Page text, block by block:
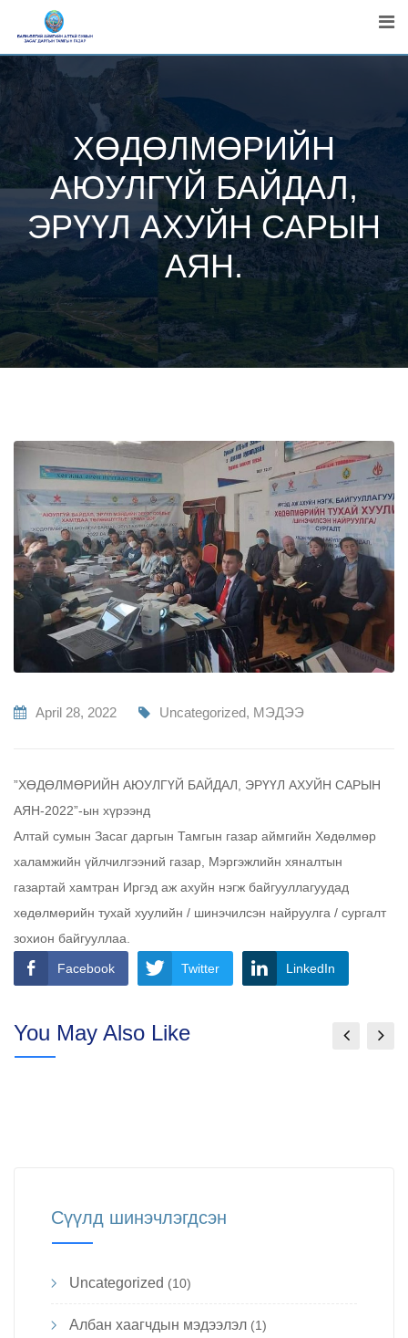
content
ХӨДӨЛМӨРИЙН
АЮУЛГҮЙ БАЙДАЛ,
ЭРҮҮЛ АХУЙН САРЫН
АЯН.
April 28, 2022 Uncategorized, МЭДЭЭ
”ХӨДӨЛМӨРИЙН АЮУЛГҮЙ БАЙДАЛ, ЭРҮҮЛ АХУЙН САРЫН
АЯН-2022”-ын хүрээнд
Алтай сумын Засаг даргын Тамгын газар аймгийн Хөдөлмөр
халамжийн үйлчилгээний газар, Мэргэжлийн хяналтын
газартай хамтран Иргэд аж ахуйн нэгж байгууллагуудад
хөдөлмөрийн тухай хуулийн / шинэчилсэн найруулга / сургалт
зохион байгууллаа.
Facebook Twitter LinkedIn
You May Also Like
Сүүлд шинэчлэгдсэн
Uncategorized (10)
Албан хаагчдын мэдээлэл (1)